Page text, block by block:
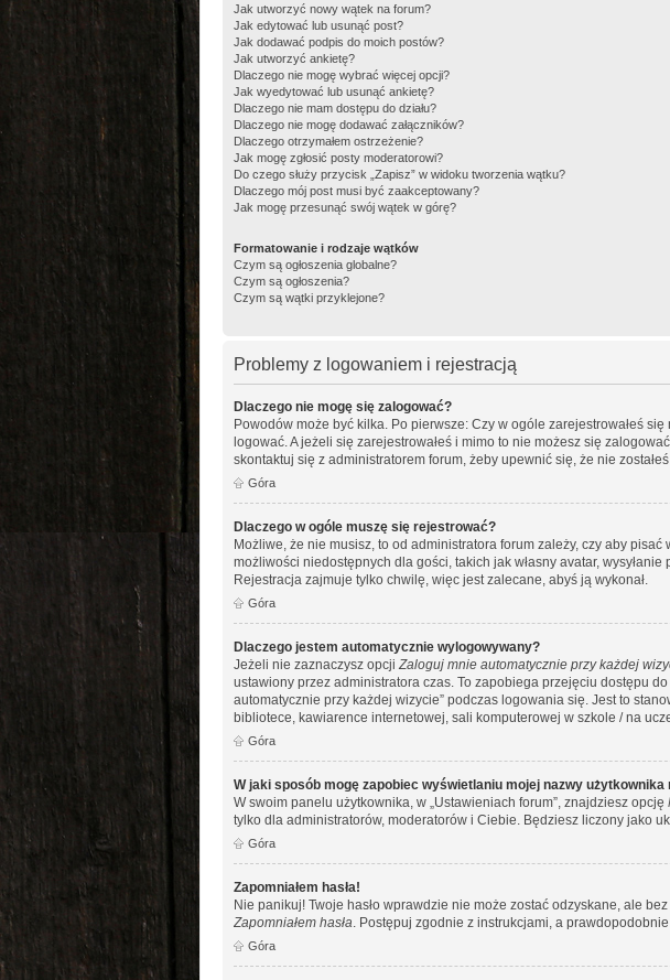
Jak utworzyć nowy wątek na forum?
Jak edytować lub usunąć post?
Jak dodawać podpis do moich postów?
Jak utworzyć ankietę?
Dlaczego nie mogę wybrać więcej opcji?
Jak wyedytować lub usunąć ankietę?
Dlaczego nie mam dostępu do działu?
Dlaczego nie mogę dodawać załączników?
Dlaczego otrzymałem ostrzeżenie?
Jak mogę zgłosić posty moderatorowi?
Do czego służy przycisk „Zapisz” w widoku tworzenia wątku?
Dlaczego mój post musi być zaakceptowany?
Jak mogę przesunąć swój wątek w górę?
Formatowanie i rodzaje wątków
Czym są ogłoszenia globalne?
Czym są ogłoszenia?
Czym są wątki przyklejone?
Problemy z logowaniem i rejestracją
Dlaczego nie mogę się zalogować?
Powodów może być kilka. Po pierwsze: Czy w ogóle zarejestrowałeś
logować. A jeżeli się zarejestrowałeś i mimo to nie możesz się
skontaktuj się z administratorem forum, żeby upewnić się, że nie
Góra
Dlaczego w ogóle muszę się rejestrować?
Możliwe, że nie musisz, to od administratora forum zależy, czy aby
możliwości niedostępnych dla gości, takich jak własny avatar,
Rejestracja zajmuje tylko chwilę, więc jest zalecane, abyś ją wykonał.
Góra
Dlaczego jestem automatycznie wylogowywany?
Jeżeli nie zaznaczysz opcji Zaloguj mnie automatycznie przy każdej
ustawiony przez administratora czas. To zapobiega przejęciu dostępu
automatycznie przy każdej wizycie” podczas logowania się. Jest to
bibliotece, kawiarence internetowej, sali komputerowej w szkole / na
Góra
W jaki sposób mogę zapobiec wyświetlaniu mojej nazwy
W swoim panelu użytkownika, w „Ustawieniach forum”, znajdziesz opcję
tylko dla administratorów, moderatorów i Ciebie. Będziesz liczony jako
Góra
Zapomniałem hasła!
Nie panikuj! Twoje hasło wprawdzie nie może zostać odzyskane, ale
Zapomniałem hasła . Postępuj zgodnie z instrukcjami, a
Góra